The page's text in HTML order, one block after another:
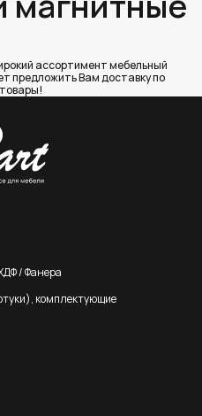
ассортимент мебельный
предложить Вам доставку по
/ Фанера
комплектующие